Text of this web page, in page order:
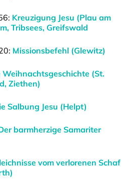
Kreuzigung Jesu (Plau am
Tribsees, Greifswald
Missionsbefehl (Glewitz)
Weihnachtsgeschichte (St.
Ziethen)
Salbung Jesu (Helpt)
barmherzige Samariter
vom verlorenen Schaf